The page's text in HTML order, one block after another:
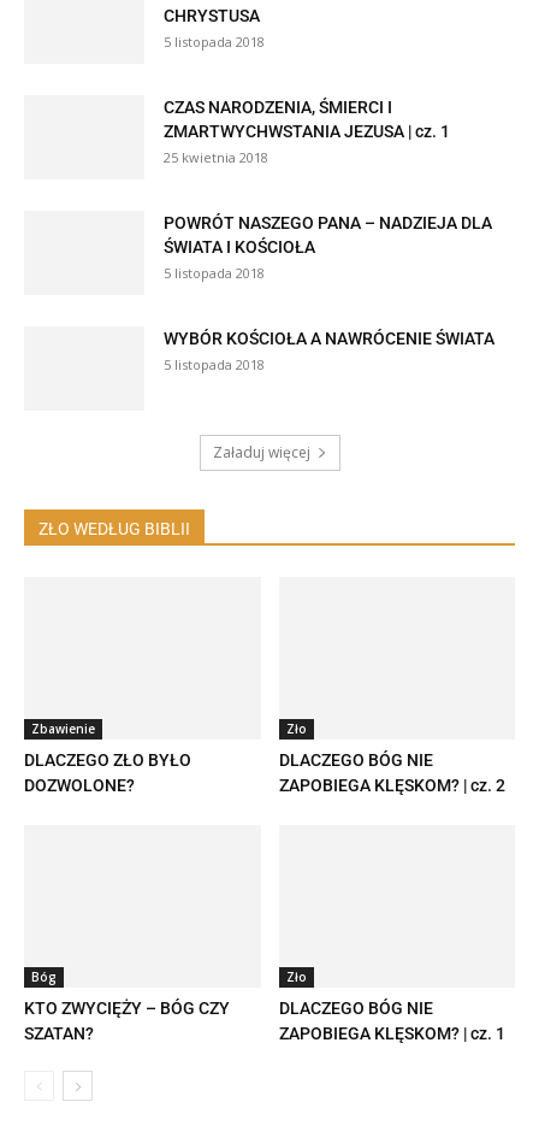
CHRYSTUSA
5 listopada 2018
CZAS NARODZENIA, ŚMIERCI I
ZMARTWYCHWSTANIA JEZUSA | cz. 1
25 kwietnia 2018
POWRÓT NASZEGO PANA – NADZIEJA DLA
ŚWIATA I KOŚCIOŁA
5 listopada 2018
WYBÓR KOŚCIOŁA A NAWRÓCENIE ŚWIATA
5 listopada 2018
Załaduj więcej
ZŁO WEDŁUG BIBLII
Zbawienie
DLACZEGO ZŁO BYŁO
DOZWOLONE?
Zło
DLACZEGO BÓG NIE
ZAPOBIEGA KLĘSKOM? | cz. 2
Bóg
KTO ZWYCIĘŻY – BÓG CZY
SZATAN?
Zło
DLACZEGO BÓG NIE
ZAPOBIEGA KLĘSKOM? | cz. 1